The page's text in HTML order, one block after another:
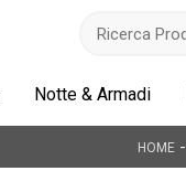
Notte & Armadi
HOME -